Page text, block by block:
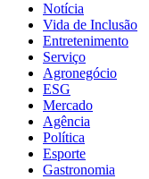
Notícia
Vida de Inclusão
Entretenimento
Serviço
Agronegócio
ESG
Mercado
Agência
Política
Esporte
Gastronomia